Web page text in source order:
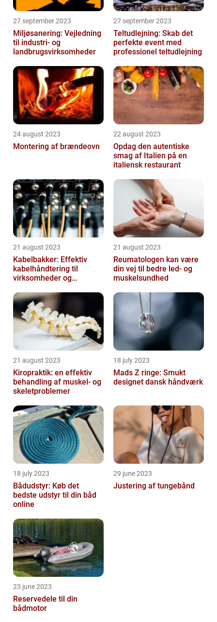
27 september 2023
Miljøsanering: Vejledning
til industri- og
landbrugsvirksomheder
27 september 2023
Teltudlejning: Skab det
perfekte event med
professionel teltudlejning
24 august 2023
Montering af brændeovn
22 august 2023
Opdag den autentiske
smag af Italien på en
italiensk restaurant
21 august 2023
Kabelbakker: Effektiv
kabelhåndtering til
virksomheder og
21 august 2023
Reumatologen kan være
din vej til bedre led- og
muskelsundhed
21 august 2023
Kiropraktik: en effektiv
behandling af muskel- og
skeletproblemer
18 july 2023
Mads Z ringe: Smukt
designet dansk håndværk
18 july 2023
Bådudstyr: Køb det
bedste udstyr til din båd
online
29 june 2023
Justering af tungebånd
23 june 2023
Reservedele til din
bådmotor